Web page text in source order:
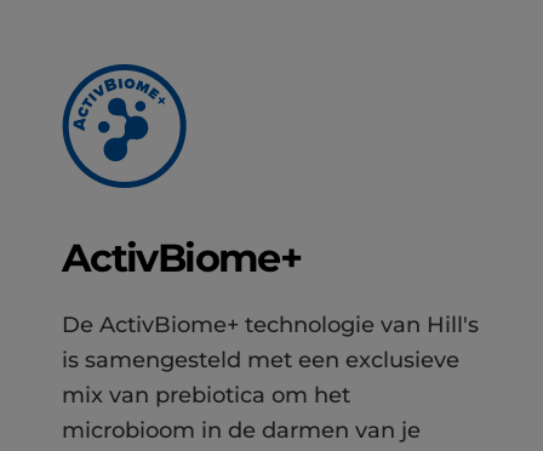
ActivBiome+
De ActivBiome+ technologie van Hill's
is samengesteld met een exclusieve
mix van prebiotica om het
microbioom in de darmen van je